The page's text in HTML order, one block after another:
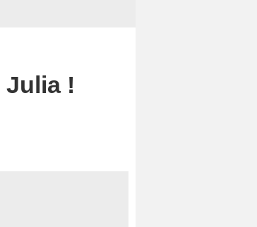
Julia !